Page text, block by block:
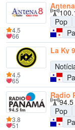
Pop
4.5
66
La Ky
4.5
65
Radio
Pop
3.8
51